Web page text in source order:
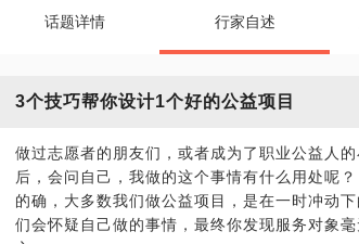
话题详情 行家自述
3个技巧帮你设计1个好的公益项目
做过志愿者的朋友们，或者成为了职业公益人
后，会问自己，我做的这个事情有什么用处呢？
的确，大多数我们做公益项目，是在一时冲动
们会怀疑自己做的事情，最终你发现服务对象